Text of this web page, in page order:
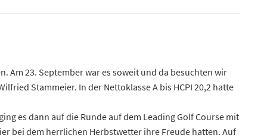
Am 23. September war es soweit und da besuchten wir
Stammeier. In der Nettoklasse A bis HCPI 20,2 hatte
es dann auf die Runde auf dem Leading Golf Course mit
bei dem herrlichen Herbstwetter ihre Freude hatten. Auf